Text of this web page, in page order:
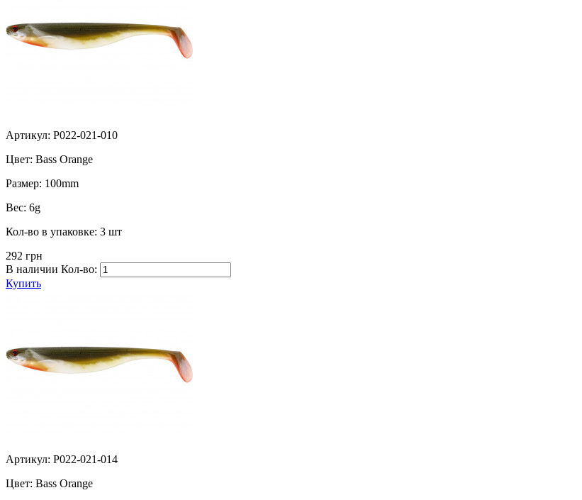
Артикул: P022-021-010
Цвет: Bass Orange
Размер: 100mm
Вес: 6g
Кол-во в упаковке: 3 шт
292 грн
В наличии Кол-во:
Купить
Артикул: P022-021-014
Цвет: Bass Orange